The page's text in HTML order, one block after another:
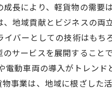
長により、軽貨物の需要
地域貢献とビジネスの両
バーとしての技術はもち
サービスを展開すること
動車両の導入がトレンド
事業は、地域に根ざした